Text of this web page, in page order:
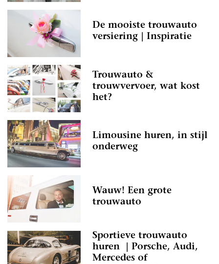
De mooiste trouwauto
versiering | Inspiratie
Trouwauto &
trouwvervoer, wat kost
het?
Limousine huren, in stijl
onderweg
Wauw! Een grote
trouwauto
Sportieve trouwauto
huren | Porsche, Audi,
Mercedes of